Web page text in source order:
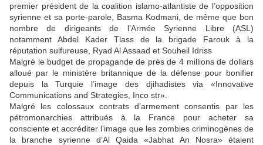
premier président de la coalition islamo-atlantiste de l’opposition
syrienne et sa porte-parole, Basma Kodmani, de même que bon
nombre de dirigeants de l’Armée Syrienne Libre (ASL)
notamment Abdel Kader Tlass de la brigade Farouk à la
réputation sulfureuse, Ryad Al Assaad et Souheil Idriss
Malgré le budget de propagande de près de 4 millions de dollars
alloué par le ministère britannique de la défense pour bonifier
depuis la Turquie l’image des djihadistes via «Innovative
Communications and Strategies, Inco str».
Malgré les colossaux contrats d’armement consentis par les
pétromonarchies attribués à la France pour acheter sa
consciente et accréditer l’image que les zombies criminogènes de
la branche syrienne d’Al Qaida «Jabhat An Nosra» étaient